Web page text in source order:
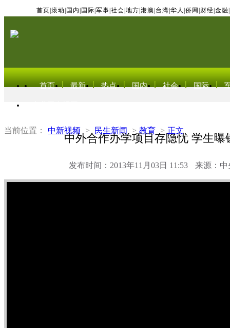
首页 滚动 国内 国际 军事 社会 地方 港澳 台湾 华人 侨网 财经 金融
首页 最新 热点 国内 社会 国际
当前位置： 中新视频 > 民生新闻 > 教育 > 正文
中外合作办学项目存隐忧 学生曝
发布时间：2013年11月03日 11:53 来源：中